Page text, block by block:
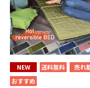
NEW 送料無料
売れ
おすすめ